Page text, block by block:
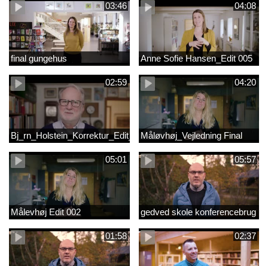
03:46
final gungehus
04:08
Anne Sofie Hansen_Edit 005
02:59 04:20
Måløvhøj_Vejledning Final
05:01
Målevhøj Edit 002
05:57
gedved skole konferencebrug
01:58 02:37